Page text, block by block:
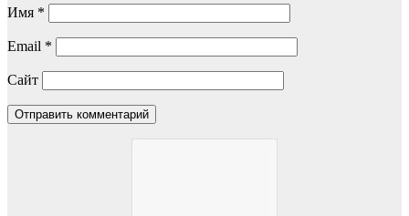
Имя *
Email *
Сайт